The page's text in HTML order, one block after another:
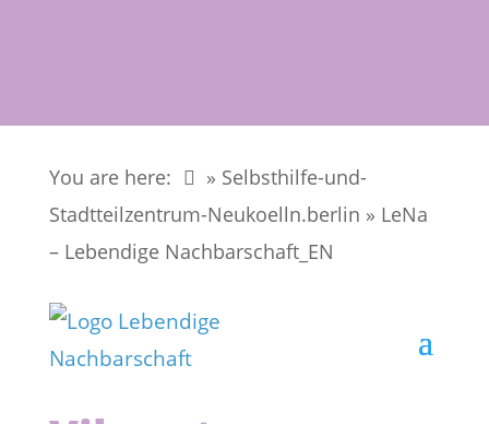
You are here:
» Selbsthilfe-und-
Stadtteilzentrum-Neukoelln.berlin » LeNa
– Lebendige Nachbarschaft_EN